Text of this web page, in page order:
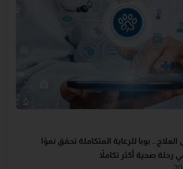
بوبا للرعاية المتكاملة تحقق نموًا